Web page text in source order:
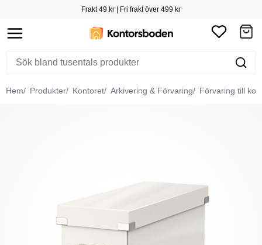
Frakt 49 kr | Fri frakt över 499 kr
Hem Produkter Kontoret Arkivering & Förvaring Förvaring till